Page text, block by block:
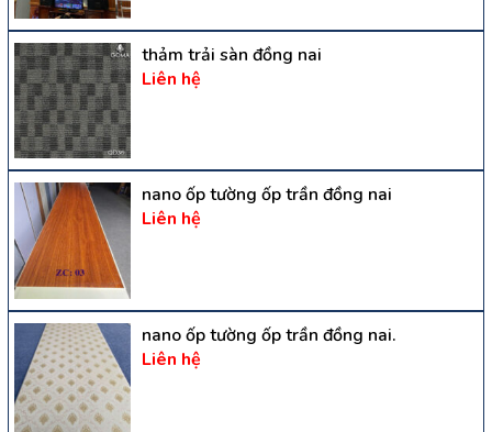
thảm trải sàn đồng nai
Liên hệ
nano ốp tường ốp trần đồng nai
Liên hệ
nano ốp tường ốp trần đồng nai.
Liên hệ